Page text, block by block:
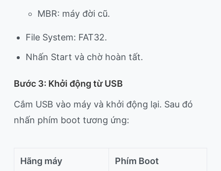
MBR: máy đời cũ.
File System: FAT32.
Nhấn Start và chờ hoàn tất.
Bước 3: Khởi động từ USB
Cắm USB vào máy và khởi động lại. Sau đó
nhấn phím boot tương ứng:
Hãng máy Phím Boot